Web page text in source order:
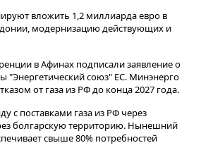
вложить 1,2 миллиарда евро в
модернизацию действующих и
в Афинах подписали заявление о
"Энергетический союз" ЕС. Минэнерго
от газа из РФ до конца 2027 года.
с поставками газа из РФ через
болгарскую территорию. Нынешний
свыше 80% потребностей